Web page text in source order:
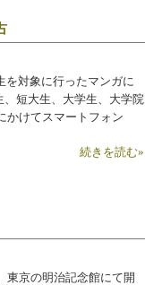
対象に行ったマンガに
短大生、大学生、大学院
かけてスマートフォン
続きを読む»
京の明治記念館にて開